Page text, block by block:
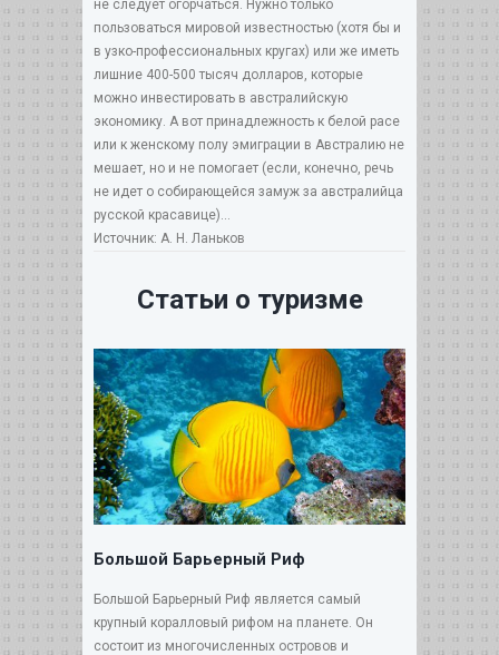
не следует огорчаться. Нужно только
пользоваться мировой известностью (хотя бы и
в узко-профессиональных кругах) или же иметь
лишние 400-500 тысяч долларов, которые
можно инвестировать в австралийскую
экономику. А вот принадлежность к белой расе
или к женскому полу эмиграции в Австралию не
мешает, но и не помогает (если, конечно, речь
не идет о собирающейся замуж за австралийца
русской красавице)…
Источник: А. Н. Ланьков
Статьи о туризме
Большой Барьерный Риф
Большой Барьерный Риф является самый
крупный коралловый рифом на планете. Он
состоит из многочисленных островов и